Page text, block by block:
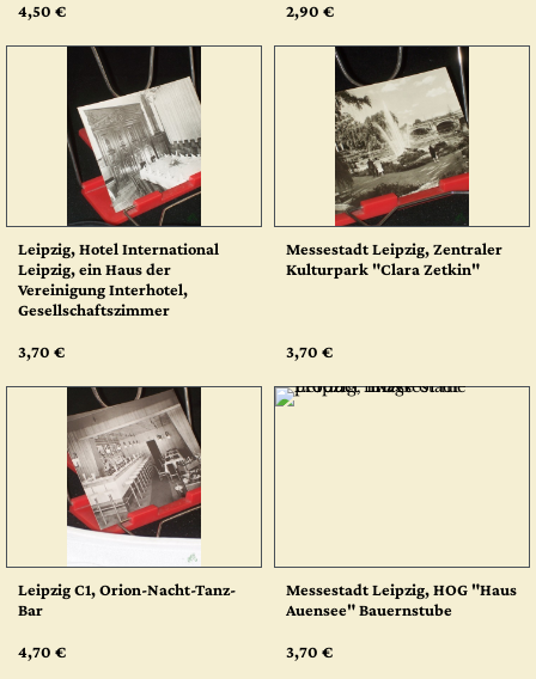
4,50 € 2,90 €
Leipzig, Hotel International
Leipzig, ein Haus der
Vereinigung Interhotel,
Gesellschaftszimmer
3,70 €
Messestadt Leipzig, Zentraler
Kulturpark "Clara Zetkin"
3,70 €
Leipzig C1, Orion-Nacht-Tanz-
Bar
4,70 €
Messestadt Leipzig, HOG "Haus
Auensee" Bauernstube
3,70 €